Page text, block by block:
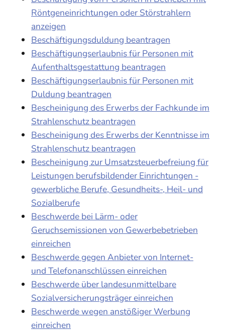
Röntgeneinrichtungen oder Störstrahlern
anzeigen
Beschäftigungsduldung beantragen
Beschäftigungserlaubnis für Personen mit
Aufenthaltsgestattung beantragen
Beschäftigungserlaubnis für Personen mit
Duldung beantragen
Bescheinigung des Erwerbs der Fachkunde im
Strahlenschutz beantragen
Bescheinigung des Erwerbs der Kenntnisse im
Strahlenschutz beantragen
Bescheinigung zur Umsatzsteuerbefreiung für
Leistungen berufsbildender Einrichtungen -
gewerbliche Berufe, Gesundheits-, Heil- und
Sozialberufe
Beschwerde bei Lärm- oder
Geruchsemissionen von Gewerbebetrieben
einreichen
Beschwerde gegen Anbieter von Internet-
und Telefonanschlüssen einreichen
Beschwerde über landesunmittelbare
Sozialversicherungsträger einreichen
Beschwerde wegen anstößiger Werbung
einreichen